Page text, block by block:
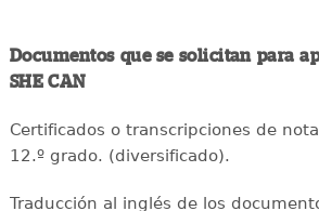
Documentos que se solicitan para
SHE CAN
Certificados o transcripciones de
12.º grado. (diversificado).
Traducción al inglés de los